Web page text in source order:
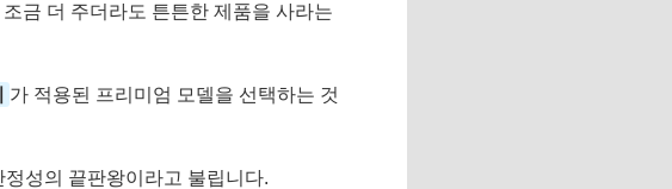
금 더 주더라도 튼튼한 제품을 사라는
가 적용된 프리미엄 모델을 선택하는 것
성의 끝판왕이라고 불립니다.